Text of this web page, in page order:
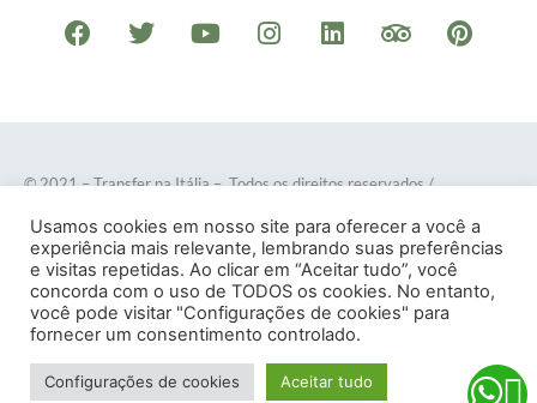
F
a
e
o
k
T
w
t
e
r
Y
o
t
b
I
n
t
g
r
a
m
L
i
k
d
n
T
r
p
d
i
s
o
P
i
t
r
e
s
© 2021 – Transfer na Itália – Todos os direitos reservados/
Termos e Condições–Política de Privacidade
Usamos cookies em nosso site para oferecer a você a
experiência mais relevante, lembrando suas preferências
e visitas repetidas. Ao clicar em “Aceitar tudo”, você
concorda com o uso de TODOS os cookies. No entanto,
você pode visitar "Configurações de cookies" para
fornecer um consentimento controlado.
Configurações de cookies Aceitar tudo